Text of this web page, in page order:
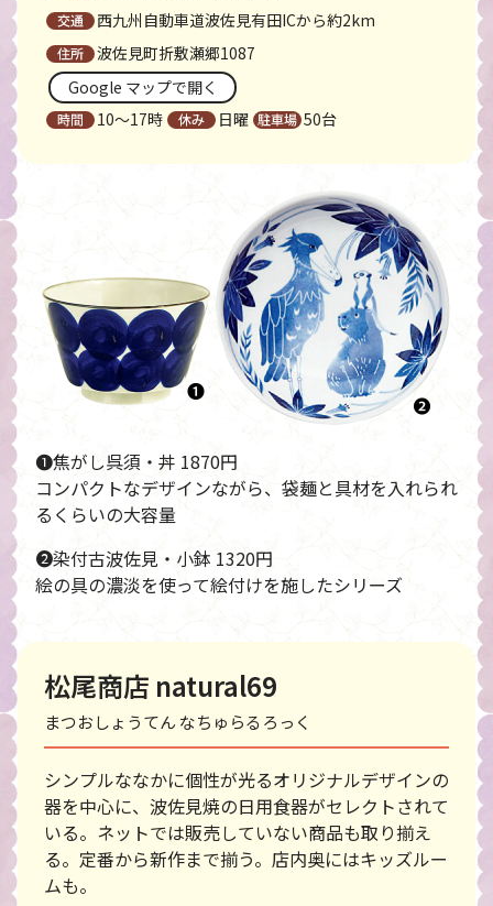
西九州自動車道波佐見有田ICから約2km
波佐見町折敷瀬郷1087
Google マップで開く
10〜17時
日曜 50台
❶焦がし呉須・丼 1870円
コンパクトなデザインながら、袋麺と具材を入れられ
るくらいの大容量
❷染付古波佐見・小鉢 1320円
絵の具の濃淡を使って絵付けを施したシリーズ
松尾商店 natural69
まつおしょうてん なちゅらるろっく
シンプルななかに個性が光るオリジナルデザインの
器を中心に、波佐見焼の日用食器がセレクトされて
いる。ネットでは販売していない商品も取り揃え
る。定番から新作まで揃う。店内奥にはキッズルー
ムも。